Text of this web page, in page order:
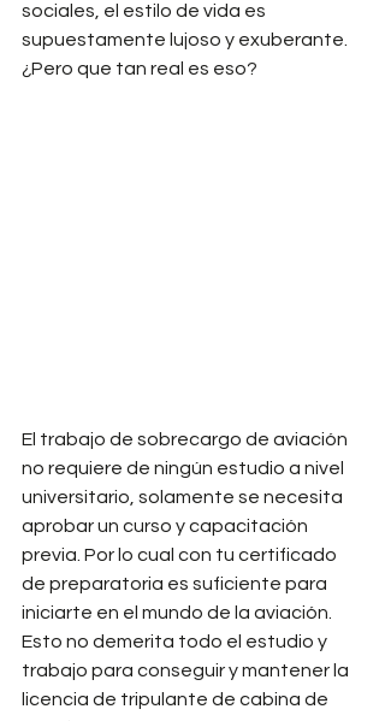
sociales, el estilo de vida es
supuestamente lujoso y exuberante.
¿Pero que tan real es eso?
El trabajo de sobrecargo de aviación
no requiere de ningún estudio a nivel
universitario, solamente se necesita
aprobar un curso y capacitación
previa. Por lo cual con tu certificado
de preparatoria es suficiente para
iniciarte en el mundo de la aviación.
Esto no demerita todo el estudio y
trabajo para conseguir y mantener la
licencia de tripulante de cabina de